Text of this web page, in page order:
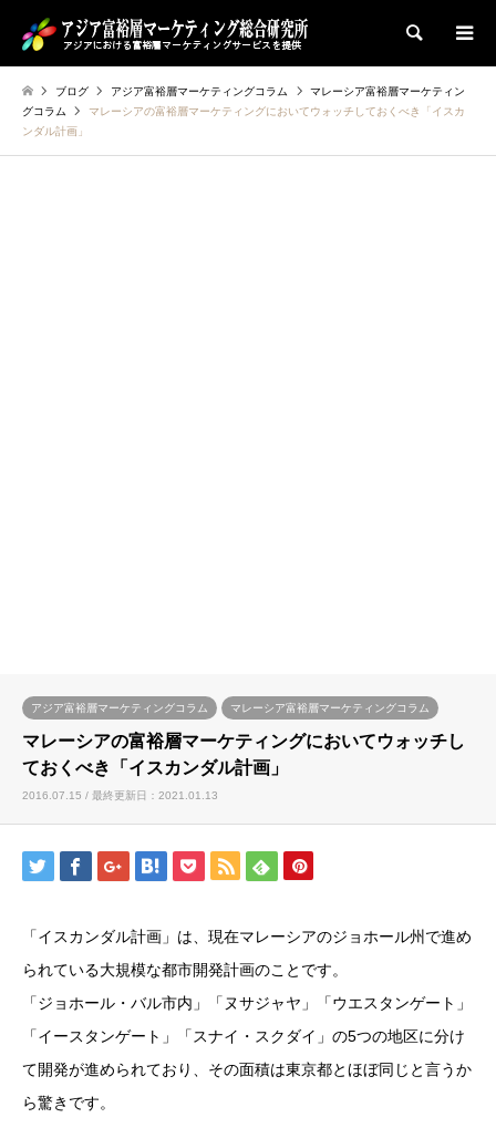
検索
ブログ アジア富裕層マーケティングコラム
マレーシア富裕層マーケティン
グコラム
マレーシアの富裕層マーケティングにおいてウォッチしておくべき「イスカ
ンダル計画」
アジア富裕層マーケティングコラム マレーシア富裕層マーケティングコラム
マレーシアの富裕層マーケティングにおいてウォッチし
ておくべき「イスカンダル計画」
2016.07.15 / 最終更新日：2021.01.13
「イスカンダル計画」は、現在マレーシアのジョホール州で進め
られている大規模な都市開発計画のことです。
「ジョホール・バル市内」「ヌサジャヤ」「ウエスタンゲート」
「イースタンゲート」「スナイ・スクダイ」の5つの地区に分け
て開発が進められており、その面積は東京都とほぼ同じと言うか
ら驚きです。